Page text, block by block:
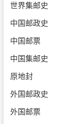
世界集邮史
中国邮政史
中国邮票
中国集邮史
原地封
外国邮政史
外国邮票